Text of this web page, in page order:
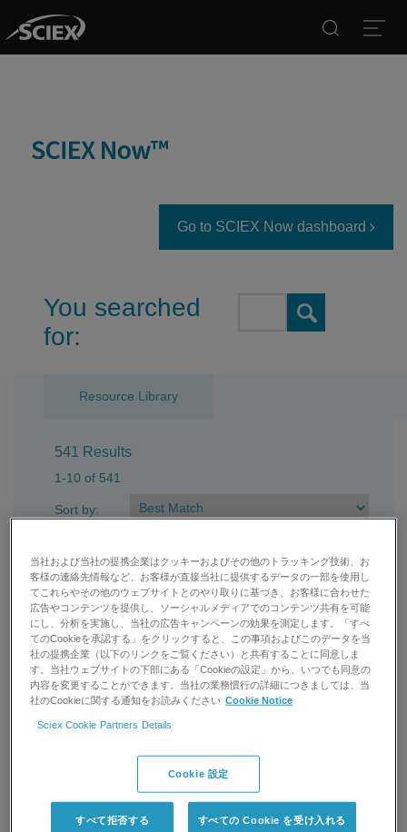
Go to SCIEX Now dashboard
You searched
for:
Search
Resource Library
541 Results
1-10 of 541
Sort by:
Filters
Change CAD Gas Settings from Simplified
(Low, Medium, High) to Operator (0-12) in
Analyst® Software
表示
The default setting of CAD gas in Analyst® software is
“Simplified” and only allows to adjust CAD gas in three steps
Standard Addition Feature in SCIEX OS:
当社および当社の提携企業はクッキーおよびその他のトラッキング技術、お
客様の連絡先情報など、お客様が直接当社に提供するデータの一部を使用し
てこれらやその他のウェブサイトとのやり取りに基づき、お客様に合わせた
広告やコンテンツを提供し、ソーシャルメディアでのコンテンツ共有を可能
にし、分析を実施し、当社の広告キャンペーンの効果を測定します。「すべ
てのCookieを承認する」をクリックすると、この事項およびこのデータを当
社の提携企業（以下のリンクをご覧ください）と共有することに同意しま
す。当社ウェブサイトの下部にある「Cookieの設定」から、いつでも同意の
内容を変更することができます。当社の業務慣行の詳細につきましては、当
社のCookieに関する通知をお読みください Cookie Notice
Sciex Cookie Partners Details
Cookie 設定
すべて拒否する すべての Cookie を受け入れる